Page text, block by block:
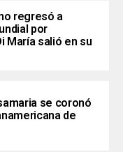
regresó a
por
María salió en su
se coronó
de